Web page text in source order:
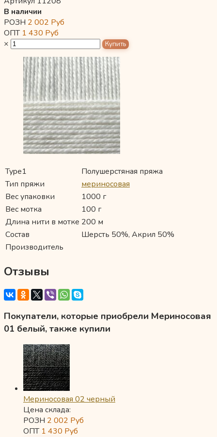
В наличии
РОЗН 2 002 Руб
ОПТ 1 430 Руб
×
Type1
Полушерстяная пряжа
Тип пряжи
мериносовая
Вес упаковки
1000 г
Вес мотка
100 г
Длина нити в мотке 200 м
Состав
Шерсть 50%, Акрил 50%
Производитель
Отзывы
Покупатели, которые приобрели Мериносовая
01 белый, также купили
Мериносовая 02 черный
Цена склада:
РОЗН 2 002 Руб
ОПТ 1 430 Руб